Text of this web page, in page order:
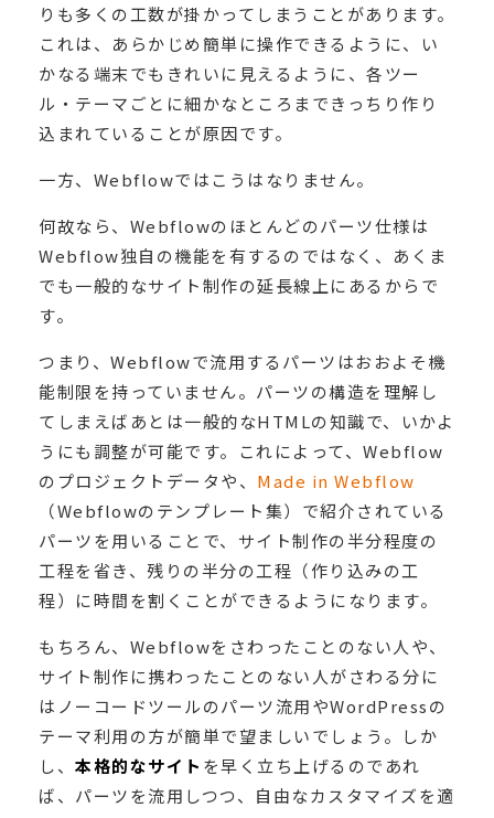
りも多くの工数が掛かってしまうことがあります。
これは、あらかじめ簡単に操作できるように、い
かなる端末でもきれいに見えるように、各ツー
ル・テーマごとに細かなところまできっちり作り
込まれていることが原因です。
一方、Webflowではこうはなりません。
何故なら、Webflowのほとんどのパーツ仕様は
Webflow独自の機能を有するのではなく、あくま
でも一般的なサイト制作の延長線上にあるからで
す。
つまり、Webflowで流用するパーツはおおよそ機
能制限を持っていません。パーツの構造を理解し
てしまえばあとは一般的なHTMLの知識で、いかよ
うにも調整が可能です。これによって、Webflow
のプロジェクトデータや、 Made in Webflow
（Webflowのテンプレート集）で紹介されている
パーツを用いることで、サイト制作の半分程度の
工程を省き、残りの半分の工程（作り込みの工
程）に時間を割くことができるようになります。
もちろん、Webflowをさわったことのない人や、
サイト制作に携わったことのない人がさわる分に
はノーコードツールのパーツ流用やWordPressの
テーマ利用の方が簡単で望ましいでしょう。しか
し、 本格的なサイト を早く立ち上げるのであれ
ば、パーツを流用しつつ、自由なカスタマイズを適